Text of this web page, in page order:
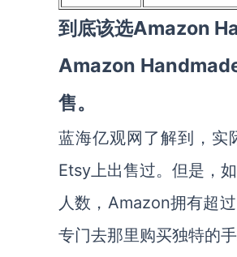
到底该选Amazon
Amazon
售。
蓝海亿观网了解到，实
Etsy上出售过。但是，
人数，Amazon拥有超
专门去那里购买独特的手